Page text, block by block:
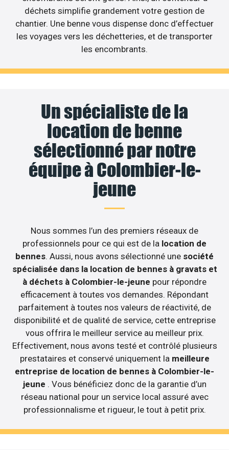
déchets simplifie grandement votre gestion de
chantier. Une benne vous dispense donc d’effectuer
les voyages vers les déchetteries, et de transporter
les encombrants.
Un spécialiste de la
location de benne
sélectionné par notre
équipe à Colombier-le-
jeune
Nous sommes l’un des premiers réseaux de
professionnels pour ce qui est de la location de
bennes. Aussi, nous avons sélectionné une société
spécialisée dans la location de bennes à gravats et
à déchets à Colombier-le-jeune pour répondre
efficacement à toutes vos demandes. Répondant
parfaitement à toutes nos valeurs de réactivité, de
disponibilité et de qualité de service, cette entreprise
vous offrira le meilleur service au meilleur prix.
Effectivement, nous avons testé et contrôlé plusieurs
prestataires et conservé uniquement la meilleure
entreprise de location de bennes à Colombier-le-
jeune . Vous bénéficiez donc de la garantie d’un
réseau national pour un service local assuré avec
professionnalisme et rigueur, le tout à petit prix.